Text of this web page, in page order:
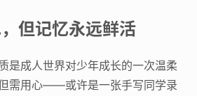
但记忆永远鲜活
是成人世界对少年成长的一次温柔
需用心——或许是一张手写同学录